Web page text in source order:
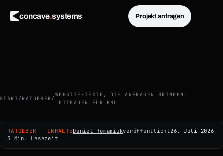
concave.systems Projekt anfragen
Menü schließen×
START/ RATGEBER/
WEBSITE-TEXTE, DIE ANFRAGEN BRINGEN:
LEITFADEN FÜR KMU
RATGEBER · INHALTEDaniel Romaniukveröffentlicht26. Juli 2026
3 Min. Lesezeit